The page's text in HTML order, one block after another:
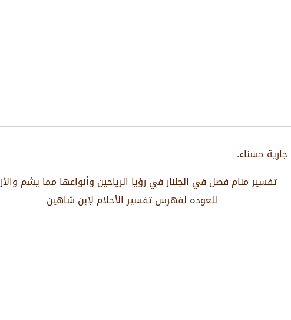
حسناء.
تفسير منام فصل في الجلنار في رؤيا الرياحين وأنواعها مما يشم
للعوده لفهرس تفسير الأحلام لإبن شاهين